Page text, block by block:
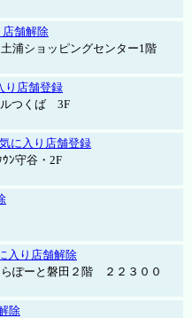
店舗解除
浦ショッピングセンター1階
り店舗登録
ルつくば 3F
に入り店舗登録
ﾝ守谷・2F
入り店舗解除
ぽーと磐田２階 ２２３００
除